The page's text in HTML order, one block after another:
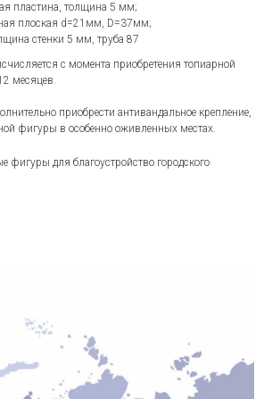
пластина, толщина 5 мм;
плоская d=21мм, D=37мм;
стенки 5 мм, труба 87
с момента приобретения топиарной
месяцев.
приобрести антивандальное крепление,
фигуры в особенно оживленных местах.
фигуры для благоустройство городского